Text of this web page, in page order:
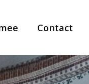
Contact